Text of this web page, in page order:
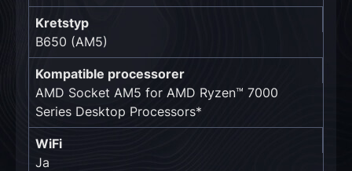
Kretstyp
B650 (AM5)
Kompatible processorer
AMD Socket AM5 for AMD Ryzen™ 7000
Series Desktop Processors*
WiFi
Ja